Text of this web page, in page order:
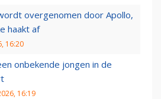
overgenomen door Apollo,
haakt af
16:20
onbekende jongen in de
16:19